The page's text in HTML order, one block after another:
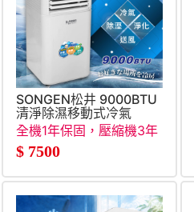
SONGEN松井 9000BTU
清淨除濕移動式冷氣
全機1年保固，壓縮機3年
保固
$ 7500